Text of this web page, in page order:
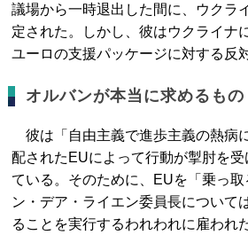
議場から一時退出した間に、ウクラ
定された。しかし、彼はウクライナ
ユーロの支援パッケージに対する反
オルバンが本当に求めるもの
彼は「自由主義で進歩主義の熱病
配されたEUによって行動が掣肘を
ている。そのために、EUを「乗っ
ン・デア・ライエン委員長について
ることを実行するわれわれに雇われ